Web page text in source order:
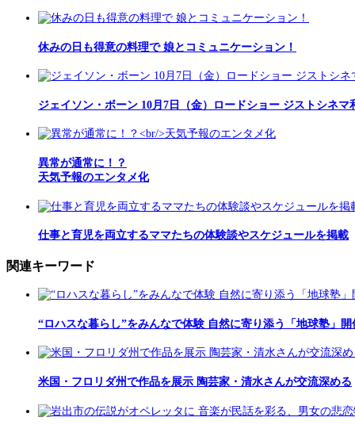
休みの日も得意の料理で 娘とコミュニケーション！
ジェイソン・ボーン 10月7日（金）ロードショー ジストシネ
異常が通常に！？
天気予報のエンタメ化
仕事と育児を両立するママたちの体験談やスケジュールを掲載
関連キーワード
“ロハスな暮らし”をみんなで体験 自然に寄り添う「地球塾」開
米国・フロリダ州で作品を展示 陶芸家・清水さんが交流深める